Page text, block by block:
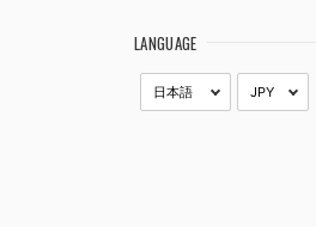
LANGUAGE